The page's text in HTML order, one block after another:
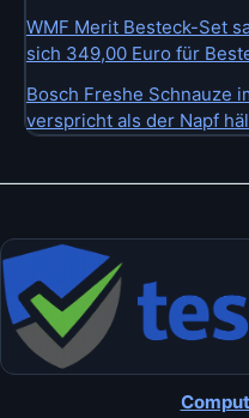
WMF Merit Besteck-Set
sich 349,00 Euro für
Bosch Freshe Schnauze
verspricht als der Napf